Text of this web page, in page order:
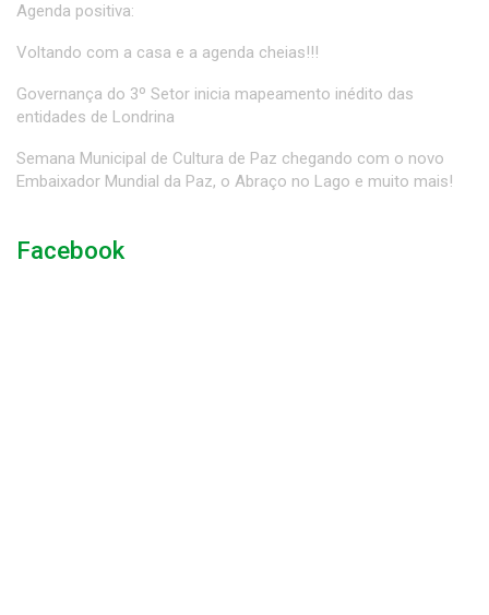
Agenda positiva:
Voltando com a casa e a agenda cheias!!!
Governança do 3º Setor inicia mapeamento inédito das
entidades de Londrina
Semana Municipal de Cultura de Paz chegando com o novo
Embaixador Mundial da Paz, o Abraço no Lago e muito mais!
Facebook